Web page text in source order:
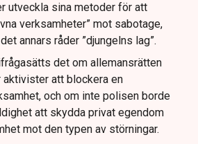
utveckla sina metoder för att
verksamheter” mot sabotage,
annars råder ”djungelns lag”.
det om allemansrätten
aktivister att blockera en
och om inte polisen borde
att skydda privat egendom
mot den typen av störningar.